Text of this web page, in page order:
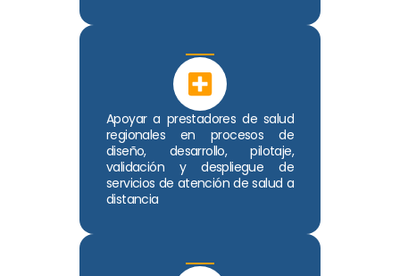
Apoyar a prestadores de salud
regionales en procesos de
diseño, desarrollo, pilotaje,
validación y despliegue de
servicios de atención de salud a
distancia